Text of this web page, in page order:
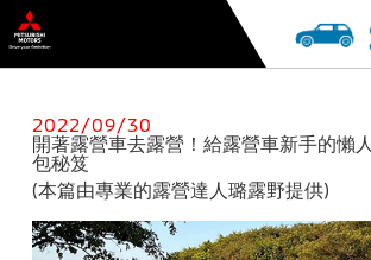
2022/09/30
開著露營車去露營！給露營車新手的懶人
包秘笈
(本篇由專業的露營達人璐露野提供)